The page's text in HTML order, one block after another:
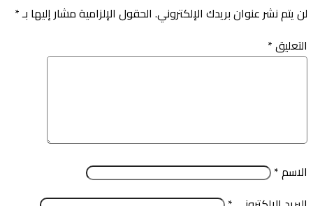
لن يتم نشر عنوان بريدك الإلكتروني. الحقول الإلزامية مشار إليها بـ*
التعليق*
الاسم*